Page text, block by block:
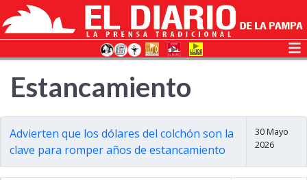
Estancamiento
Advierten que los dólares del colchón son la
clave para romper años de estancamiento
30 Mayo
2026